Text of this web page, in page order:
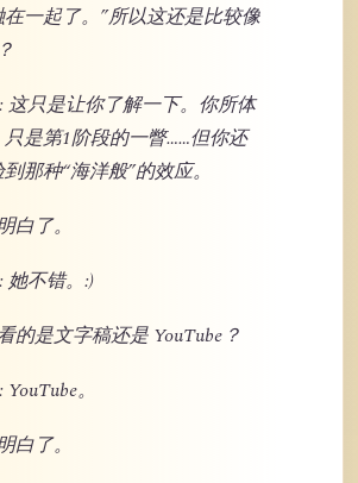
一起了。”所以这还是比较像
这只是让你了解一下。你所体
是第1阶段的一瞥……但你还
那种“海洋般”的效应。
白了。
她不错。:)
的是文字稿还是 YouTube？
。
白了。